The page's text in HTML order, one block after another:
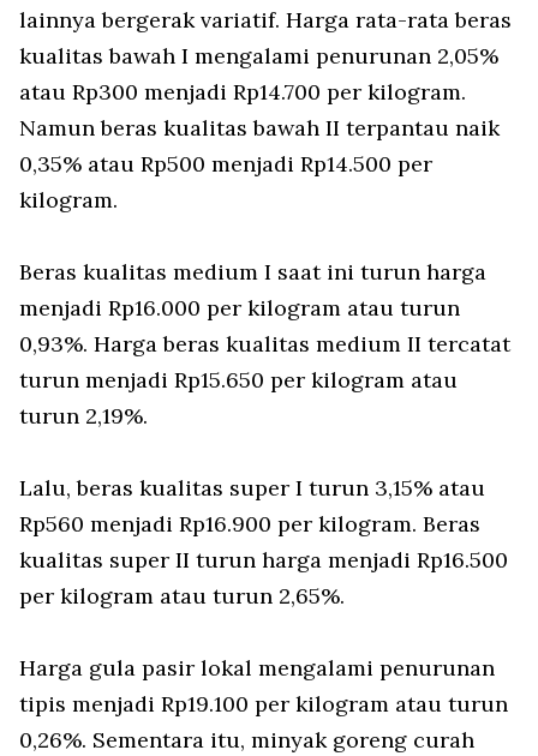
lainnya bergerak variatif. Harga rata-rata beras
kualitas bawah I mengalami penurunan 2,05%
atau Rp300 menjadi Rp14.700 per kilogram.
Namun beras kualitas bawah II terpantau naik
0,35% atau Rp500 menjadi Rp14.500 per
kilogram.
Beras kualitas medium I saat ini turun harga
menjadi Rp16.000 per kilogram atau turun
0,93%. Harga beras kualitas medium II tercatat
turun menjadi Rp15.650 per kilogram atau
turun 2,19%.
Lalu, beras kualitas super I turun 3,15% atau
Rp560 menjadi Rp16.900 per kilogram. Beras
kualitas super II turun harga menjadi Rp16.500
per kilogram atau turun 2,65%.
Harga gula pasir lokal mengalami penurunan
tipis menjadi Rp19.100 per kilogram atau turun
0,26%. Sementara itu, minyak goreng curah